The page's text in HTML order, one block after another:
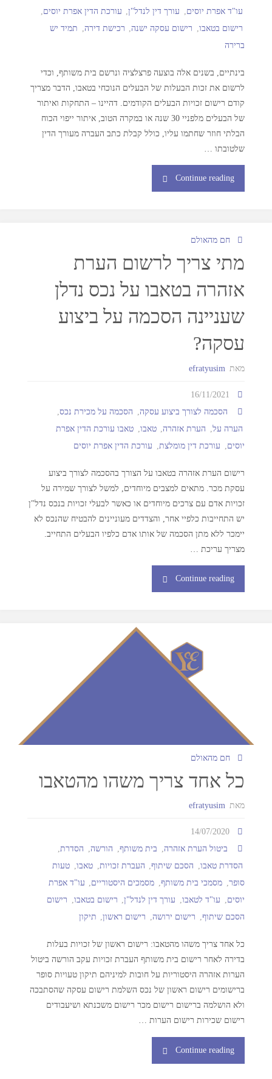
עו"ד אפרת יוסים
עורך דין לנדל"ן, עורכת הדין אפרת יוסים
רישום בטאבו, רישום עסקה ישנה, רכישת דירה
תמיד יש
ברירה
בינתיים, בשנים אלה בוצעה פרצלציה ונרשם בית משותף, וכדי
לרשום את זכות הבעלות של הבעלים הנוכחי בטאבו, הדבר מצריך
קודם רישום זכויות הבעלים הקודמים. דהיינו – התחקות ואיתור
של הבעלים מלפניי 30 שנה או במקרה הטוב, איתור ייפוי הכוח
הבלתי חוזר שחתמו עליו, כולל קבלת כתב העברה מעורך הדין
שלטובתו …
Continue reading
חם מהאולם
מתי צריך לרשום הערת
אזהרה בטאבו על נכס נדלן
שעניינה הסכמה על ביצוע
עסקה?
מאת efratyusim
16/11/2021
הסכמה לצורך ביצוע עסקה
הסכמה על מכירת נכס
הערה על, הערת אזהרה, טאבו
טאבו עורכת הדין אפרת
יוסים
עורכת דין מומלצת עורכת הדין אפרת יוסים
רישום הערת אזהרה בטאבו על הצורך בהסכמה לצורך ביצוע
עסקת מכר. מתאים למצבים מיוחדים, למשל לצורך שמירה על
זכויות אדם עם צרכים מיוחדים או כאשר לבעלי זכויות בנכס נדל"ן
יש התחייבות כלפיי אחר, והצדדים מעוניינים להבטיח שהנכס לא
יימכר ללא מתן הסכמה של אותו אדם כלפיו הבעלים התחייב.
מצריך עריכת …
Continue reading
חם מהאולם
כל אחד צריך משהו מהטאבו
מאת efratyusim
14/07/2020
ביטול הערת אזהרה, בית משותף, הורשה, הסדרת,
הסדרת טאבו, הסכם שיתוף, העברת זכויות, טאבו, טעות
סופר, מסמכי בית משותף, מסמכים היסטוריים, עו"ד אפרת
יוסים, עו"ד לטאבו, עורך דין לנדל"ן, רישום בטאבו, רישום
הסכם שיתוף, רישום ירושה, רישום ראשון, תיקון
כל אחד צריך משהו מהטאבו: רישום ראשון של זכויות בעלות
בדירה לאחר רישום בית משותף העברת זכויות עקב הורשה ביטול
הערות אזהרה היסטוריות על חובות למיניהם תיקון טעויות סופר
ברישומים רישום ראשון של נכס השלמת רישום עסקה שהסתבכה
ולא הושלמה ברישום רישום מכר רישום משכנתא ושיעבודים
רישום שכירות רישום הערות …
Continue reading